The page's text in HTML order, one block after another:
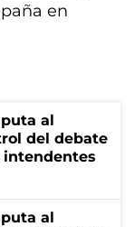
en
al
del debate
intendentes
al